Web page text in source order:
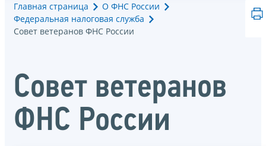
Главная страница
О ФНС России
Федеральная налоговая служба
Совет ветеранов ФНС России
Совет ветеранов
ФНС России